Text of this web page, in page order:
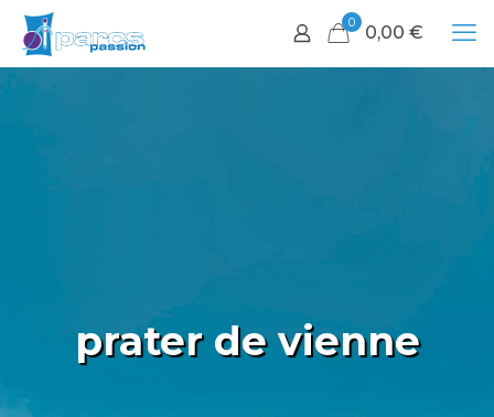
0 0,00 €
prater de vienne